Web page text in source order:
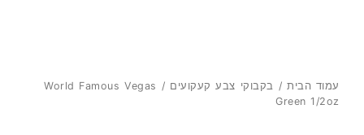
עמוד הבית/ בקבוקי צבע קעקועים
/ World Famous Vegas
Green 1/2oz